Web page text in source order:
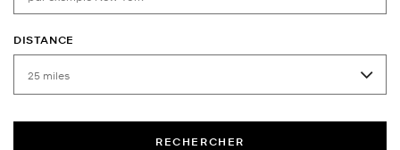
DISTANCE
RECHERCHER